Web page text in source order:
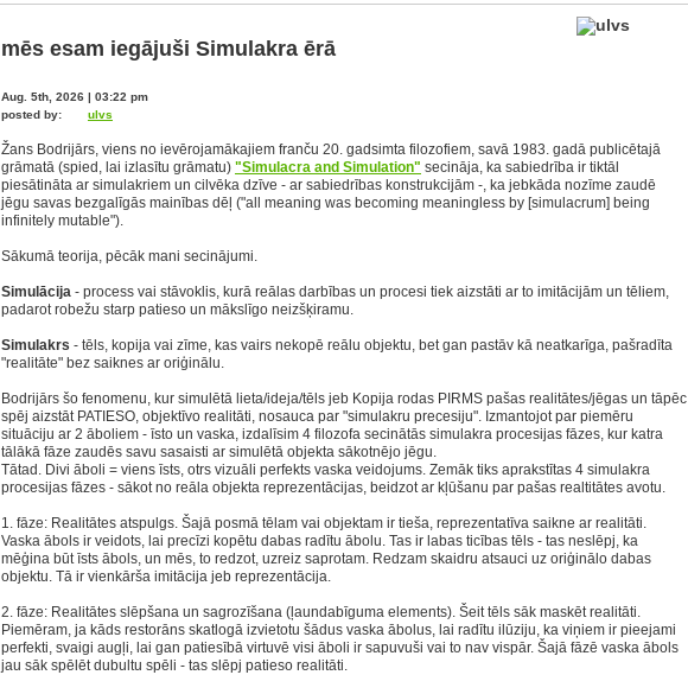
mēs esam iegājuši Simulakra ērā
Aug. 5th, 2026 | 03:22 pm
posted by:
ulvs
Žans Bodrijārs, viens no ievērojamākajiem franču 20. gadsimta filozofiem, savā 1983. gadā publicētajā
grāmatā (spied, lai izlasītu grāmatu) "Simulacra and Simulation" secināja, ka sabiedrība ir tiktāl
piesātināta ar simulakriem un cilvēka dzīve - ar sabiedrības konstrukcijām -, ka jebkāda nozīme zaudē
jēgu savas bezgalīgās mainības dēļ ("all meaning was becoming meaningless by [simulacrum] being
infinitely mutable").
Sākumā teorija, pēcāk mani secinājumi.
Simulācija - process vai stāvoklis, kurā reālas darbības un procesi tiek aizstāti ar to imitācijām un tēliem,
padarot robežu starp patieso un mākslīgo neizšķiramu.
Simulakrs - tēls, kopija vai zīme, kas vairs nekopē reālu objektu, bet gan pastāv kā neatkarīga, pašradīta
"realitāte" bez saiknes ar oriģinālu.
Bodrijārs šo fenomenu, kur simulētā lieta/ideja/tēls jeb Kopija rodas PIRMS pašas realitātes/jēgas un tāpēc
spēj aizstāt PATIESO, objektīvo realitāti, nosauca par "simulakru precesiju". Izmantojot par piemēru
situāciju ar 2 āboliem - īsto un vaska, izdalīsim 4 filozofa secinātās simulakra procesijas fāzes, kur katra
tālākā fāze zaudēs savu sasaisti ar simulētā objekta sākotnējo jēgu.
Tātad. Divi āboli = viens īsts, otrs vizuāli perfekts vaska veidojums. Zemāk tiks aprakstītas 4 simulakra
procesijas fāzes - sākot no reāla objekta reprezentācijas, beidzot ar kļūšanu par pašas realtitātes avotu.
1. fāze: Realitātes atspulgs. Šajā posmā tēlam vai objektam ir tieša, reprezentatīva saikne ar realitāti.
Vaska ābols ir veidots, lai precīzi kopētu dabas radītu ābolu. Tas ir labas ticības tēls - tas neslēpj, ka
mēģina būt īsts ābols, un mēs, to redzot, uzreiz saprotam. Redzam skaidru atsauci uz oriģinālo dabas
objektu. Tā ir vienkārša imitācija jeb reprezentācija.
2. fāze: Realitātes slēpšana un sagrozīšana (ļaundabīguma elements). Šeit tēls sāk maskēt realitāti.
Piemēram, ja kāds restorāns skatlogā izvietotu šādus vaska ābolus, lai radītu ilūziju, ka viņiem ir pieejami
perfekti, svaigi augļi, lai gan patiesībā virtuvē visi āboli ir sapuvuši vai to nav vispār. Šajā fāzē vaska ābols
jau sāk spēlēt dubultu spēli - tas slēpj patieso realitāti.